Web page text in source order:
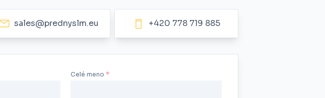
sales@prednyslm.eu +420 778 719 885
Celé meno